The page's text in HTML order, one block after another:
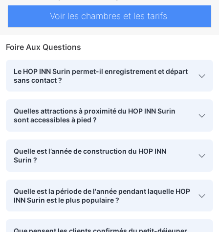
Voir les chambres et les tarifs
Foire Aux Questions
Le HOP INN Surin permet-il enregistrement et départ
sans contact ?
Quelles attractions à proximité du HOP INN Surin
sont accessibles à pied ?
Quelle est l’année de construction du HOP INN
Surin ?
Quelle est la période de l'année pendant laquelle HOP
INN Surin est le plus populaire ?